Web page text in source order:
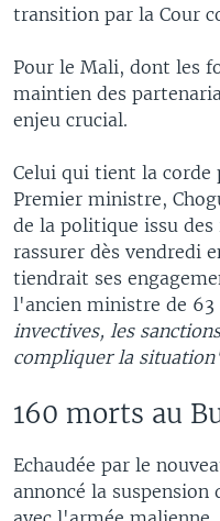
transition par la Cour
Pour le Mali, dont les
maintien des
enjeu crucial.
Celui qui tient la corde
Premier ministre,
de la politique issu
rassurer dès vendredi
tiendrait ses
l'ancien ministre de 63
invectives, les
compliquer la
160 morts au
Echaudée par le
annoncé la suspension